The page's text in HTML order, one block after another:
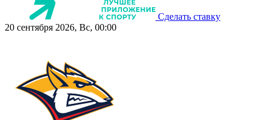
Сделать ставку
20 сентября 2026, Вс, 00:00